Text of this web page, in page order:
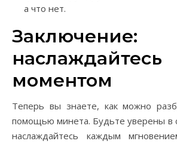
а что нет.
Заключение:
наслаждайтесь
моментом
Теперь вы знаете, как можно
помощью минета. Будьте уверены в
наслаждайтесь каждым